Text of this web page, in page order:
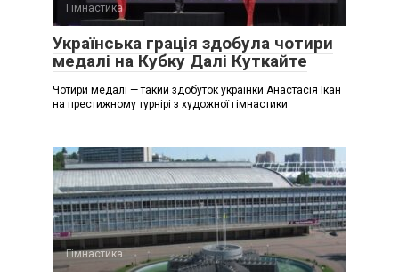
Гімнастика
Українська грація здобула чотири
медалі на Кубку Далі Куткайте
Чотири медалі — такий здобуток українки Анастасія Ікан
на престижному турнірі з художної гімнастики
Гімнастика